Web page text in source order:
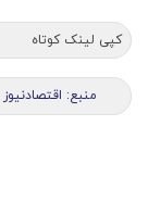
کپی لینک کوتاه
منبع: اقتصادنیوز